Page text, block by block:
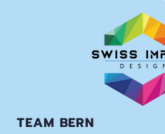
TEAM BERN